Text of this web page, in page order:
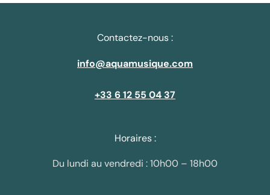
Contactez-nous :
info@aquamusique.com
+33 6 12 55 04 37
Horaires :
Du lundi au vendredi : 10h00 – 18h00